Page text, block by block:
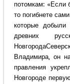
потомкам: «Если
то погибнете
которые
древних
Владимира, он
правления
Новгороде